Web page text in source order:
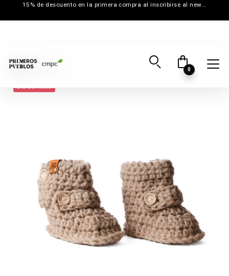
15% de descuento en la primera compra al inscribirse al newsletter
0
Día del Niño